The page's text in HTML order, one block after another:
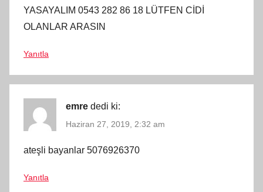
YASAYALIM 0543 282 86 18 LÜTFEN CİDİ
OLANLAR ARASIN
Yanıtla
emre dedi ki:
Haziran 27, 2019, 2:32 am
ateşli bayanlar 5076926370
Yanıtla